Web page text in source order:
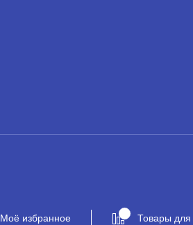
Товары для
Моё избранное